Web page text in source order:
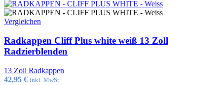
Vergleichen
Radkappen Cliff Plus white weiß 13 Zoll
Radzierblenden
13 Zoll Radkappen
42,95 € inkl. MwSt.